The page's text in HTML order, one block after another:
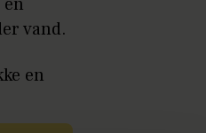
vand.
en